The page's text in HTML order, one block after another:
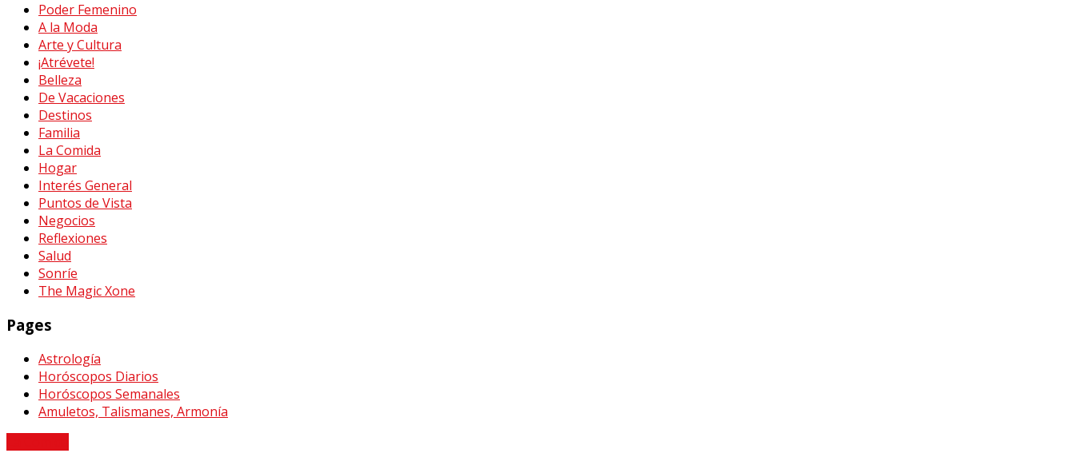
Poder Femenino
A la Moda
Arte y Cultura
¡Atrévete!
Belleza
De Vacaciones
Destinos
Familia
La Comida
Hogar
Interés General
Puntos de Vista
Negocios
Reflexiones
Salud
Sonríe
The Magic Xone
Pages
Astrología
Horóscopos Diarios
Horóscopos Semanales
Amuletos, Talismanes, Armonía